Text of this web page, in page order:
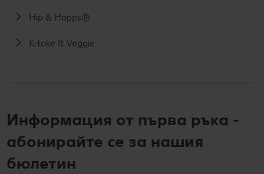
Hip & Hopps®
K-take It Veggie
Информация от първа ръка -
абонирайте се за нашия
бюлетин